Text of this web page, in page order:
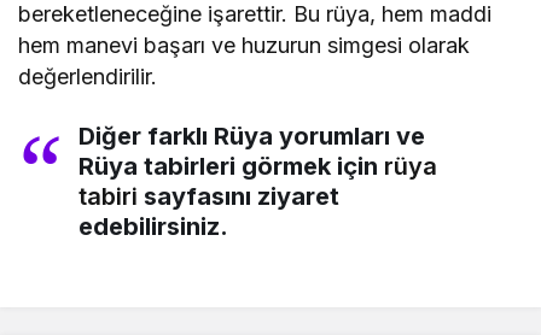
bereketleneceğine işarettir. Bu rüya, hem maddi
hem manevi başarı ve huzurun simgesi olarak
değerlendirilir.
Diğer farklı Rüya yorumları ve
Rüya tabirleri görmek için rüya
tabiri sayfasını ziyaret
edebilirsiniz.